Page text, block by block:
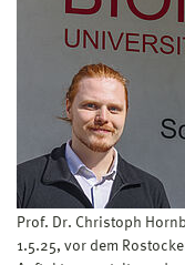
Prof. Dr. Christoph
1.5.25, vor dem